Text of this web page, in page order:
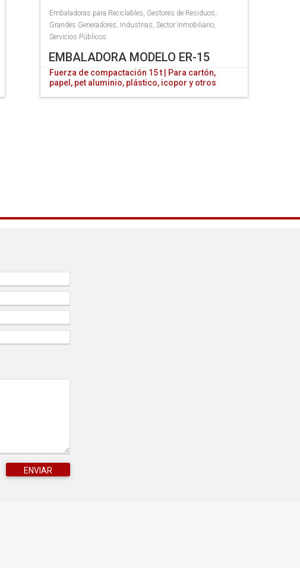
Embaladoras para Reciclables, Gestores de Residuos,
Grandes Generadores, Industrias, Sector Inmobiliario,
Servicios Públicos
EMBALADORA MODELO ER-15
Fuerza de compactación 15 t | Para cartón,
papel, pet aluminio, plástico, icopor y otros